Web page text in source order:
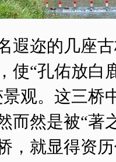
迩的几座古
使“孔佑放白
观。这三桥
而然是被“著
，就显得资